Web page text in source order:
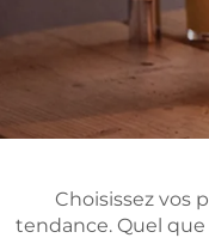
Choisissez vos
tendance. Quel